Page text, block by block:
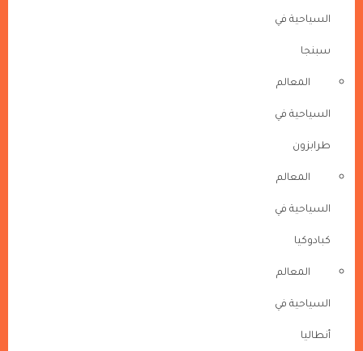
السياحية في
سبنجا
المعالم
السياحية في
طرابزون
المعالم
السياحية في
كبادوكيا
المعالم
السياحية في
أنطاليا